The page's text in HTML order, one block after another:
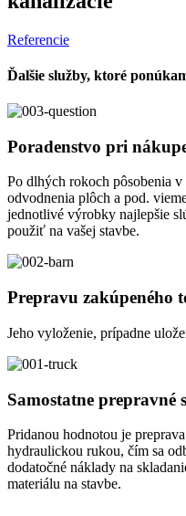
Referencie
Ďalšie služby, ktoré
Poradenstvo pri
Po dlhých rokoch pôsobenia
odvodnenia plôch a pod.
jednotlivé výrobky najlepšie
použiť na vašej stavbe.
Prepravu zakúpeného
Jeho vyloženie, prípadne
Samostatne prepravné
Pridanou hodnotou je
hydraulickou rukou, čím sa
dodatočné náklady na
materiálu na stavbe.